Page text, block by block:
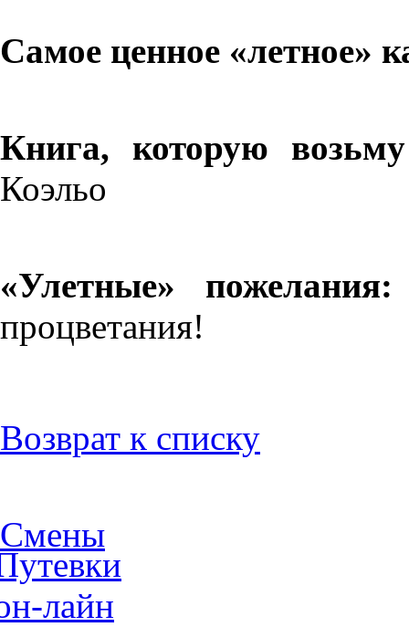
Самое ценное «летное»
Книга, которую
Коэльо
«Улетные»
процветания!
Возврат к списку
Смены
лайн